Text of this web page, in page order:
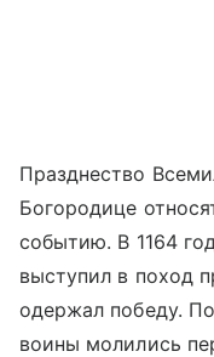
Празднество
Богородице
событию. В 1164
выступил в поход
одержал победу.
воины молились